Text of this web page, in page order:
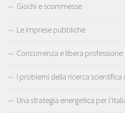
Giochi e scommesse
Le imprese pubbliche
Concorrenza e libera professione:
I problemi della ricerca
Una strategia energetica per